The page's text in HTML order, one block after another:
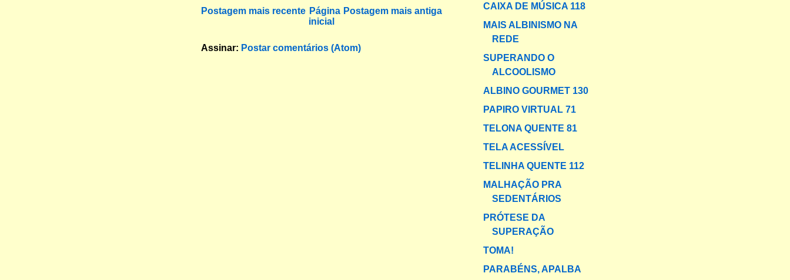
Postagem mais recente Postagem mais antiga
Página
inicial
Assinar: Postar comentários (Atom)
CAIXA DE MÚSICA 118
MAIS ALBINISMO NA
REDE
SUPERANDO O
ALCOOLISMO
ALBINO GOURMET 130
PAPIRO VIRTUAL 71
TELONA QUENTE 81
TELA ACESSÍVEL
TELINHA QUENTE 112
MALHAÇÃO PRA
SEDENTÁRIOS
PRÓTESE DA
SUPERAÇÃO
TOMA!
PARABÉNS, APALBA